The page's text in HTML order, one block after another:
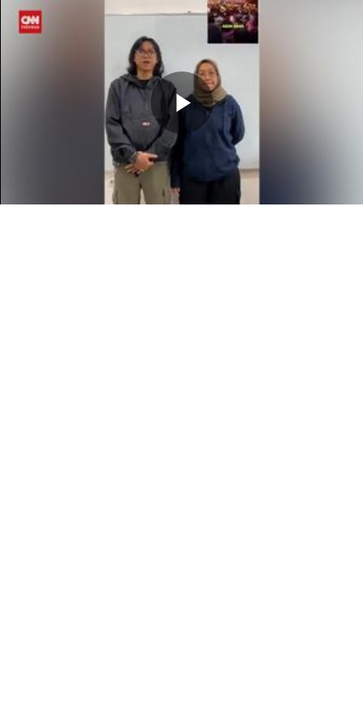
Memutarkan
Video